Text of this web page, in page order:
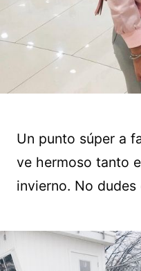
Un punto súper a
ve hermoso tanto
invierno. No